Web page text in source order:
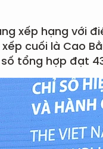
xếp hạng với
cuối là Cao
tổng hợp đạt